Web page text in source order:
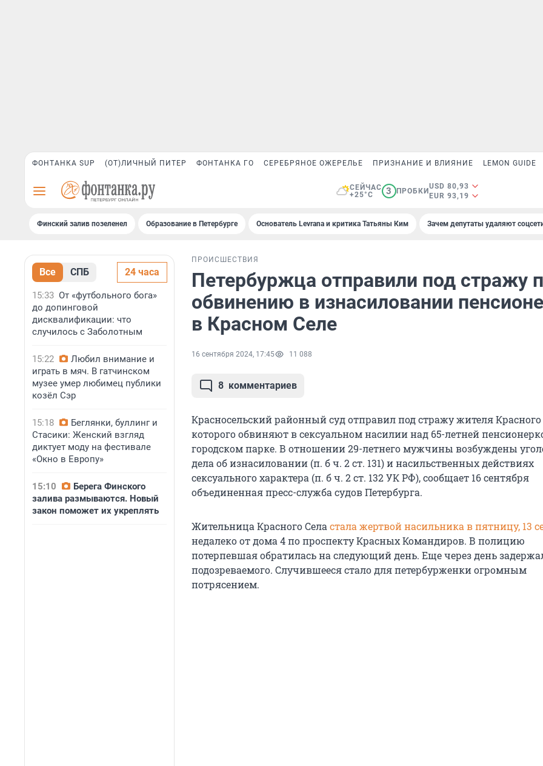
ФОНТАНКА SUP (ОТ)ЛИЧНЫЙ ПИТЕР ФОНТАНКА ГО СЕРЕБРЯНОЕ ОЖЕРЕЛЬЕ ПРИЗНАНИЕ И ВЛИЯНИЕ LEMON GUIDE
СЕЙЧАС
+25°C
3 ПРОБКИ
USD 80,93
EUR 93,19
Финский залив позеленел Образование в Петербурге Основатель Levrana и критика Татьяны Ким Зачем депутаты удаляют
Все СПБ 24 часа
15:33 От «футбольного бога»
до допинговой
дисквалификации: что
случилось с Заболотным
15:22
Любил внимание и
играть в мяч. В гатчинском
музее умер любимец публики
козёл Сэр
15:18
Беглянки, буллинг и
Стасики: Женский взгляд
диктует моду на фестивале
«Окно в Европу»
15:10
Берега Финского
залива размываются. Новый
закон поможет их укреплять
ПРОИСШЕСТВИЯ
Петербуржца отправили под стражу
обвинению в изнасиловании
в Красном Селе
16 сентября 2024, 17:45 11 088
8 комментариев
Красносельский районный суд отправил под стражу жителя Красного
которого обвиняют в сексуальном насилии над 65-летней
городском парке. В отношении 29-летнего мужчины возбуждены
дела об изнасиловании (п. б ч. 2 ст. 131) и насильственных действиях
сексуального характера (п. б ч. 2 ст. 132 УК РФ), сообщает 16 сентября
объединенная пресс-служба судов Петербурга.
Жительница Красного Села стала жертвой насильника в пятницу, 13
недалеко от дома 4 по проспекту Красных Командиров. В полицию
потерпевшая обратилась на следующий день. Еще через день
подозреваемого. Случившееся стало для петербурженки огромным
потрясением.